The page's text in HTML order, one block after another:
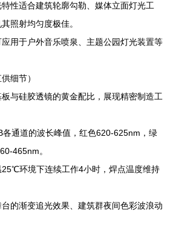
性适合建筑轮廓勾勒、媒体立面灯光工
照射均匀度极佳。
用于户外音乐喷泉、主题公园灯光装置等
细节）
与硅胶透镜的黄金配比，展现精密制造工
各通道的波长峰值，红色620-625nm，绿
465nm。
环境下连续工作4小时，焊点温度维持
的渐变追光效果、建筑群夜间色彩波浪动